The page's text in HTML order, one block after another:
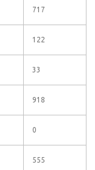
717
122
33
918
0
555